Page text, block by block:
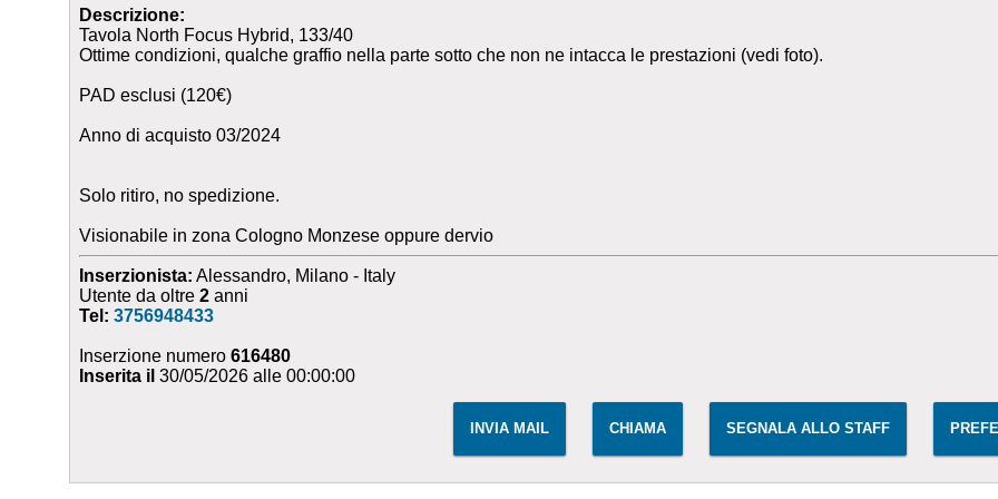
Descrizione:
Tavola North Focus Hybrid, 133/40
Ottime condizioni, qualche graffio nella parte sotto che non ne intacca le prestazioni (vedi foto).
PAD esclusi (120€)
Anno di acquisto 03/2024
Solo ritiro, no spedizione.
Visionabile in zona Cologno Monzese oppure dervio
Inserzionista: Alessandro, Milano - Italy
Utente da oltre2 anni
Tel:3756948433
Inserzione numero616480
Inserita il 30/05/2026 alle 00:00:00
INVIA MAIL CHIAMA SEGNALA ALLO STAFF